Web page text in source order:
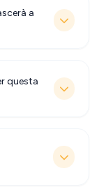
a
questa